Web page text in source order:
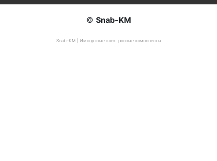
© Snab-KM
Snab-KM | Импортные электронные компоненты